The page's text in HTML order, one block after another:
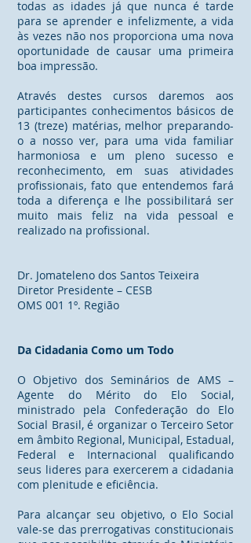
todas as idades já que nunca é tarde
para se aprender e infelizmente, a vida
às vezes não nos proporciona uma nova
oportunidade de causar uma primeira
boa impressão.
Através destes cursos daremos aos
participantes conhecimentos básicos de
13 (treze) matérias, melhor preparando-
o a nosso ver, para uma vida familiar
harmoniosa e um pleno sucesso e
reconhecimento, em suas atividades
profissionais, fato que entendemos fará
toda a diferença e lhe possibilitará ser
muito mais feliz na vida pessoal e
realizado na profissional.
Dr. Jomateleno dos Santos Teixeira
Diretor Presidente – CESB
OMS 001 1º. Região
Da Cidadania Como um Todo
O Objetivo dos Seminários de AMS –
Agente do Mérito do Elo Social,
ministrado pela Confederação do Elo
Social Brasil, é organizar o Terceiro Setor
em âmbito Regional, Municipal, Estadual,
Federal e Internacional qualificando
seus lideres para exercerem a cidadania
com plenitude e eficiência.
Para alcançar seu objetivo, o Elo Social
vale-se das prerrogativas constitucionais